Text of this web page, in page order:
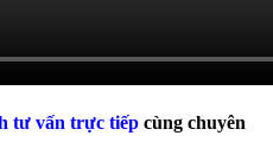
tư vấn trực tiếp cùng chuyên